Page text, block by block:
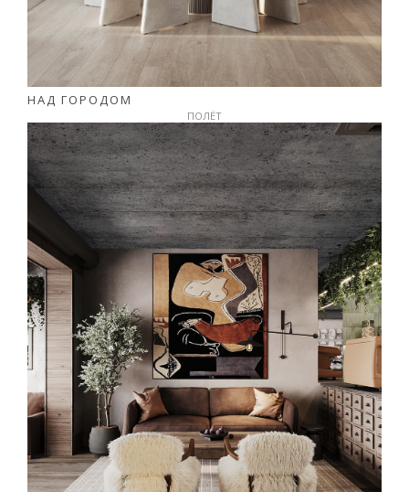
НАД ГОРОДОМ
ПОЛЁТ